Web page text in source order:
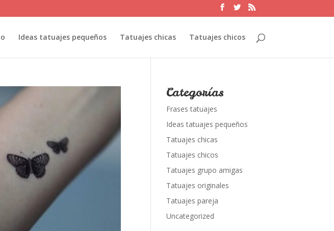
Ideas tatuajes pequeños Tatuajes chicas Tatuajes chicos
Categorías
Frases tatuajes
Ideas tatuajes pequeños
Tatuajes chicas
Tatuajes chicos
Tatuajes grupo amigas
Tatuajes originales
Tatuajes pareja
Uncategorized